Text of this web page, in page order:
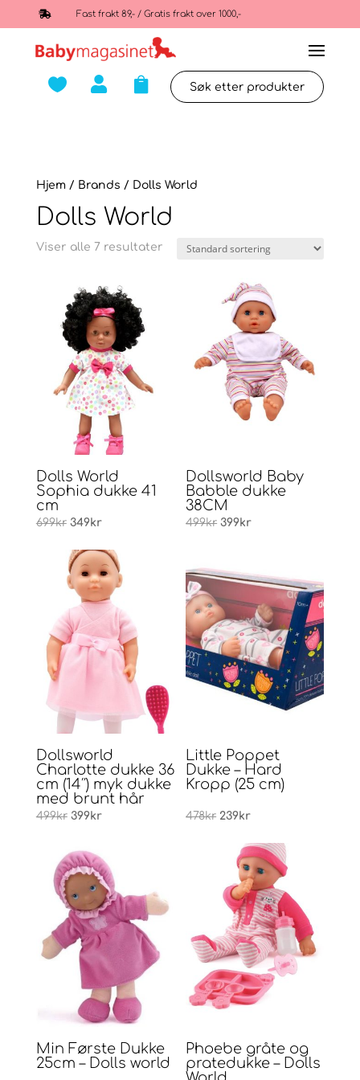
 Fast frakt 89,- / Gratis frakt over 1000,-
  
Hjem/ Brands / Dolls World
Dolls World
Viser alle 7 resultater
Dolls World
Sophia dukke 41
cm
699kr Opprinnelig
pris
var:
699kr.
349krNåværende
pris
er:
349kr.
Dollsworld Baby
Babble dukke
38CM
499kr Opprinnelig
499kr.
399krNåværende
er:
399kr.
Dollsworld
Charlotte dukke 36
cm (14″) myk dukke
med brunt hår
499kr Opprinnelig
pris
var:
499kr.
399krNåværende
er:
399kr.
Little Poppet
Dukke – Hard
Kropp (25 cm)
478kr Opprinnelig
pris
var:
478kr.
239krNåværende
pris
er:
239kr.
Min Første Dukke
25cm – Dolls world
Phoebe gråte og
pratedukke – Dolls